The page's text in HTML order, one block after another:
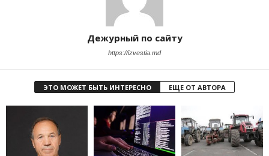
Дежурный по сайту
https://izvestia.md
ЭТО МОЖЕТ БЫТЬ ИНТЕРЕСНО ЕЩЕ ОТ АВТОРА